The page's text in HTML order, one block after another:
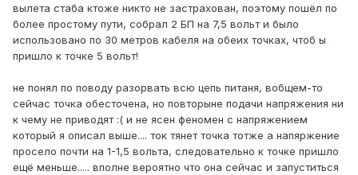
вылета стаба ктоже никто не застрахован, поэтому пошёл по
более простому пути, собрал 2 БП на 7,5 вольт и было
использовано по 30 метров кабеля на обеих точках, чтоб ы
пришло к точке 5 вольт!
не понял по поводу разорвать всю цепь питаня, вобщем-то
сейчас точка обесточена, но повторыне подачи напряжения ни
к чему не приводят :( и не ясен феномен с напряжением
который я описал выше.... ток тянет точка тотже а напяржение
просело почти на 1-1,5 вольта, следовательно к точке пришло
ещё меньше..... вполне вероятно что она сейчас и запуститься